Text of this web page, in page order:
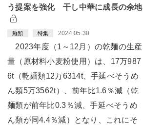
う提案を強化 干し中華に成長の余地
麺類 特集 2024.05.30
2023年度（1～12月）の乾麺の生産
量（原材料小麦粉使用）は、17万987
6t（乾麺類12万6314t、手延べそうめ
ん類5万3562t）、前年比1.6％減（乾
麺類が前年比0.3％減、手延べそうめ
ん類が同4.4％減）となり、これにそ